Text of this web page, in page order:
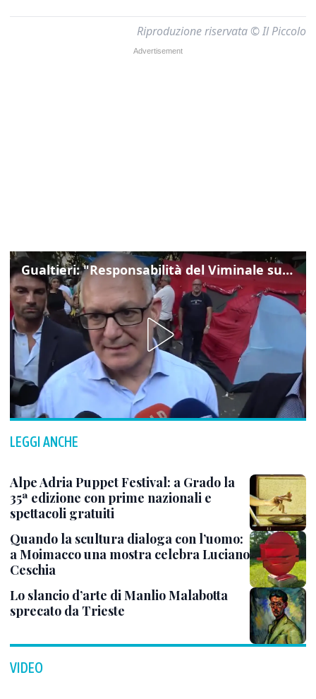
Riproduzione riservata © Il Piccolo
Gualtieri: "Responsabilità del Viminale su Spin Time? La posizione dei partiti è nota"
LEGGI ANCHE
Alpe Adria Puppet Festival: a Grado la
35ª edizione con prime nazionali e
spettacoli gratuiti
Quando la scultura dialoga con l’uomo:
a Moimacco una mostra celebra Luciano
Ceschia
Lo slancio d’arte di Manlio Malabotta
sprecato da Trieste
VIDEO